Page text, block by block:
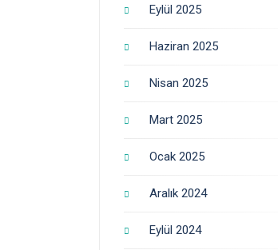
Eylül 2025
Haziran 2025
Nisan 2025
Mart 2025
Ocak 2025
Aralık 2024
Eylül 2024